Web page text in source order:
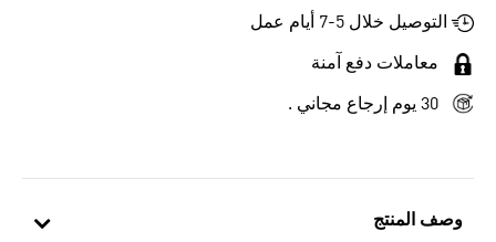
وصف المنتج
التوصيل خلال 5-7 أيام عمل
معاملات دفع آمنة